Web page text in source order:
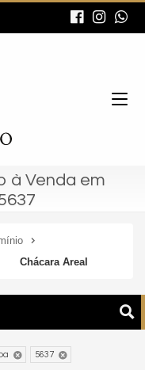
à Venda em
Chácara Areal
5637